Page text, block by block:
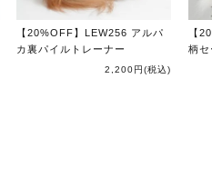
【20%OFF】LEW256 アルパ
カ裏パイルトレーナー
2,200円(税込)
【
柄セ